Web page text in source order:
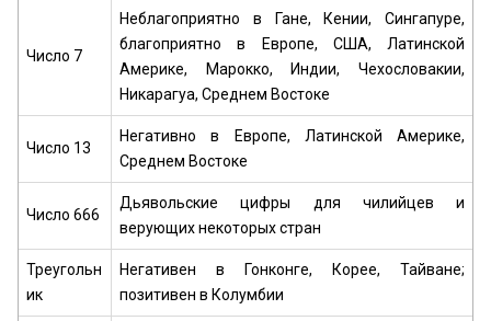
Число 7
Неблагоприятно в Гане, Кении, Сингапуре,
благоприятно в Европе, США, Латинской
Америке, Марокко, Индии, Чехословакии,
Никарагуа, Среднем Востоке
Число 13
Негативно в Европе, Латинской Америке,
Среднем Востоке
Число 666
Дьявольские цифры для чилийцев и
верующих некоторых стран
Треугольн
ик
Негативен в Гонконге, Корее, Тайване;
позитивен в Колумбии